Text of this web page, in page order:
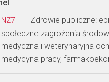
:
NZ7
- Zdrowie publiczne:
społeczne zagrożenia
medyczna i weterynaryjna
medycyna pracy,